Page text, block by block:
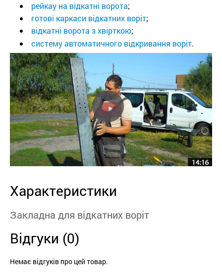
рейкау на відкатні ворота;
готові каркаси відкатних воріт;
відкатні ворота з хвірткою;
систему автоматичного відкривання воріт.
Характеристики
Закладна для відкатних воріт
Відгуки (0)
Немає відгуків про цей товар.